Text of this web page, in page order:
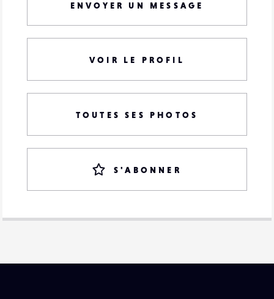
ENVOYER UN MESSAGE
VOIR LE PROFIL
TOUTES SES PHOTOS
S'ABONNER